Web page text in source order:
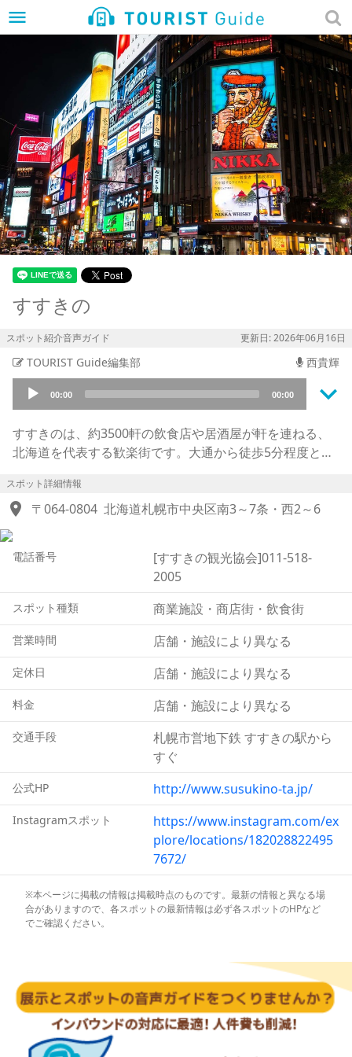
menu
すすきの
スポット紹介音声ガイド 更新日: 2026年06月16日
TOURIST Guide編集部 西貴輝
Audio
Player
00:00 00:00 keyboard_arrow_down
すすきのは、約3500軒の飲食店や居酒屋が軒を連ねる、
北海道を代表する歓楽街です。大通から徒歩5分程度と近
ます。ホテルやレストランなどの観光客向けの施設はもち
ろん、穴場のバーや北海道名物の「締めパフェ」が食べら
すきのから大通までの道路沿いにはショッピングスポット
も多数点在しており、買い物を楽しみながら観光をするこ
ともできます。冬にはライトアップが楽しめるため、デー
トスポットとしても人気を集めています。
スポット詳細情報
location_on 〒064-0804 北海道札幌市中央区南3～7条・西2～6
電話番号
[すすきの観光協会]011-518-
2005
スポット種類 商業施設・商店街・飲食街
営業時間 店舗・施設により異なる
定休日 店舗・施設により異なる
料金 店舗・施設により異なる
交通手段
札幌市営地下鉄 すすきの駅から
すぐ
公式HP http://www.susukino-ta.jp/
Instagramスポット
https://www.instagram.com/ex
plore/locations/182028822495
7672/
※本ページに掲載の情報は掲載時点のものです。最新の情報と異なる場
合がありますので、各スポットの最新情報は必ず各スポットのHPなど
でご確認ください。